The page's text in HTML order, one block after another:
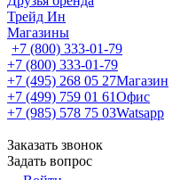
Трейд Ин
Магазины
+7 (800) 333-01-79
+7 (800) 333-01-79
+7 (495) 268 05 27Магазин
+7 (499) 759 01 61Офис
+7 (985) 578 75 03Watsapp
Заказать звонок
Задать вопрос